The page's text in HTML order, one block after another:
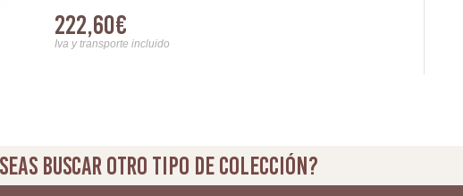
222,60€
Iva y transporte incluido
buscar otro tipo de colección?